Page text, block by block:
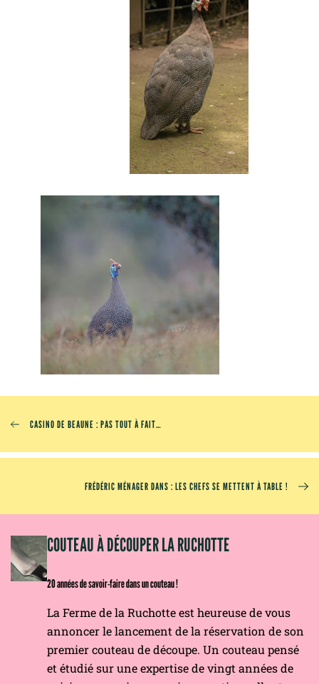
CASINO DE BEAUNE : PAS TOUT À FAIT…
FRÉDÉRIC MÉNAGER DANS : LES CHEFS SE METTENT À TABLE !
COUTEAU À DÉCOUPER LA RUCHOTTE
20 années de savoir-faire dans un couteau !
La Ferme de la Ruchotte est heureuse de vous
annoncer le lancement de la réservation de son
premier couteau de découpe. Un couteau pensé
et étudié sur une expertise de vingt années de